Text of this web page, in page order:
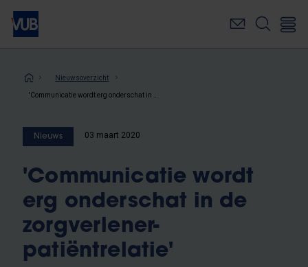
Overslaan
naar
inhoudKruimelpad
Nieuwsoverzicht
Nieuws 03 maart 2020
'Communicatie wordt
erg onderschat in de
zorgverlener-
patiëntrelatie'